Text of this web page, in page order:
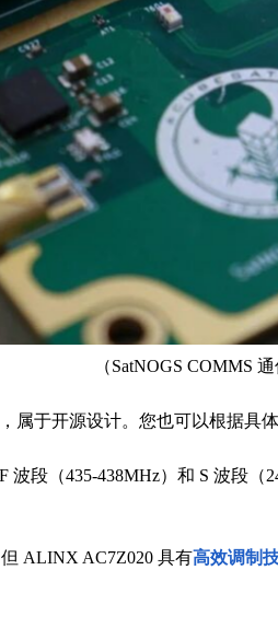
（SatNOGS COMMS
属于开源设计。您也可以根据具
段（435-438MHz）和 S 波段（
ALINX AC7Z020 具有高效调制